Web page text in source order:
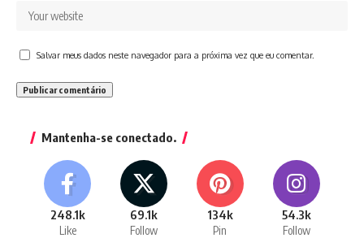
Salvar meus dados neste navegador para a próxima vez que eu comentar.
Mantenha-se conectado.
248.1k
Like
69.1k
Follow
134k
Pin
54.3k
Follow